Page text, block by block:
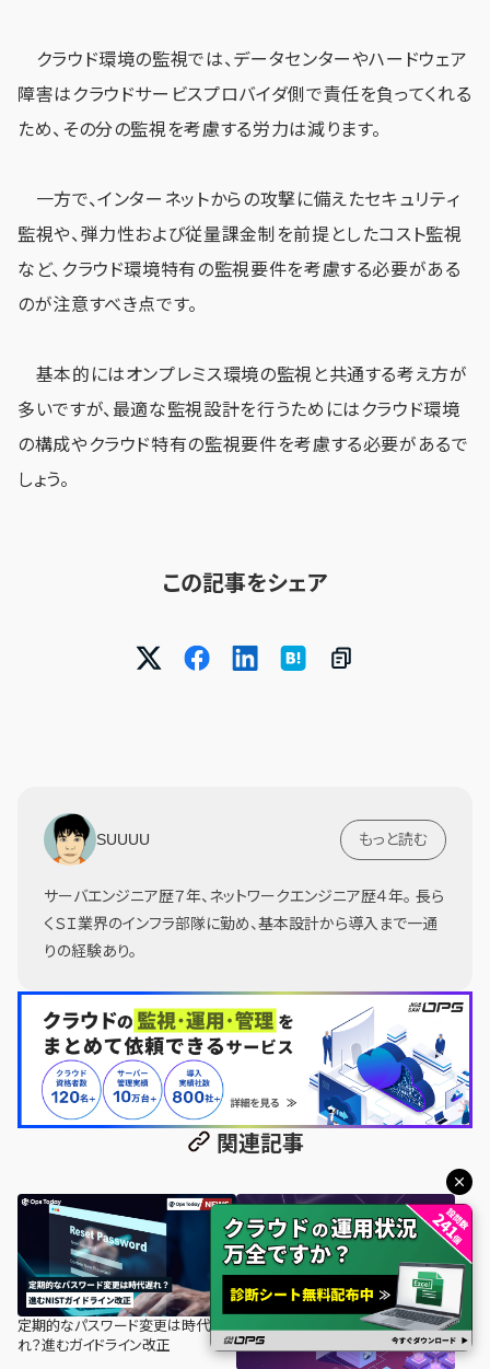
クラウド環境の監視では、データセンターやハードウェア
障害はクラウドサービスプロバイダ側で責任を負ってくれる
ため、その分の監視を考慮する労力は減ります。
一方で、インターネットからの攻撃に備えたセキュリティ
監視や、弾力性および従量課金制を前提としたコスト監視
など、クラウド環境特有の監視要件を考慮する必要がある
のが注意すべき点です。
基本的にはオンプレミス環境の監視と共通する考え方が
多いですが、最適な監視設計を行うためにはクラウド環境
の構成やクラウド特有の監視要件を考慮する必要があるで
しょう。
この記事をシェア
SUUUU もっと読む
サーバエンジニア歴７年、ネットワークエンジニア歴４年。 長ら
くＳＩ業界のインフラ部隊に勤め、基本設計から導入まで一通
りの経験あり。
関連記事
定期的なパスワード変更は時代遅
れ？進むガイドライン改正